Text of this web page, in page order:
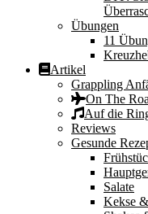
Übungen
11
Artikel
Grappling
On The
Auf die
Reviews
Gesunde
Salate
Kekse